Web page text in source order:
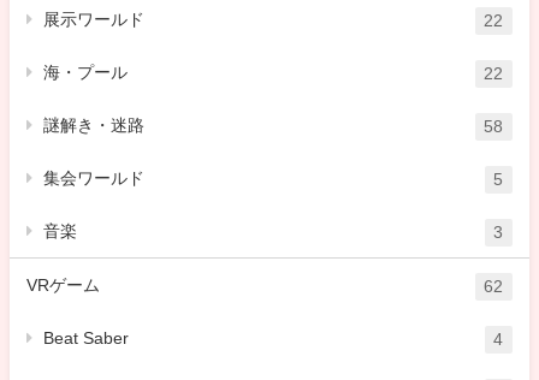
展示ワールド 22
海・プール 22
謎解き・迷路 58
集会ワールド 5
音楽 3
VRゲーム 62
Beat Saber 4